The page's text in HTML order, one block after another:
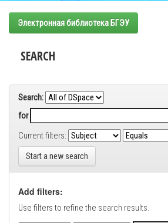
Электронная библиотека БГЭУ
SEARCH
Search:
for
Current filters:
Start a new search
Add filters:
Use filters to refine the search results.